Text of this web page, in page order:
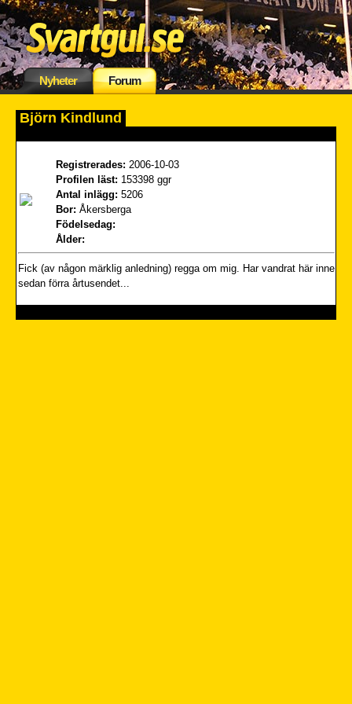
Nyheter Forum
Björn Kindlund
Registrerades: 2006-10-03
Profilen läst: 153398 ggr
Antal inlägg: 5206
Bor: Åkersberga
Födelsedag:
Ålder:
Fick (av någon märklig anledning) regga om mig. Har vandrat här inne
sedan förra årtusendet...